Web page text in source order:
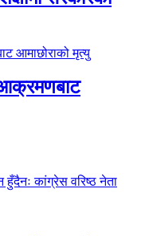
आक्रमणबाट